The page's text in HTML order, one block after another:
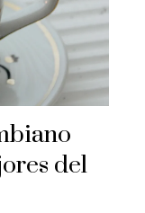
del